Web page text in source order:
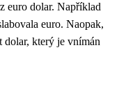
euro dolar. Například
euro. Naopak,
dolar, který je vnímán